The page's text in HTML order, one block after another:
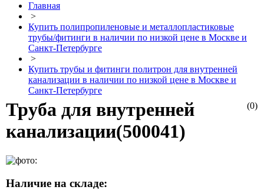
Главная
>
Купить полипропиленовые и металлопластиковые
трубы/фитинги в наличии по низкой цене в Москве и
Санкт-Петербурге
>
Купить трубы и фитинги политрон для внутренней
канализации в наличии по низкой цене в Москве и
Санкт-Петербурге
(0)
Труба для внутренней
канализации(500041)
Наличие на складе: